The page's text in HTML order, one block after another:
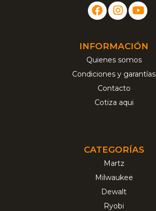
INFORMACIÓN
Quienes somos
Condiciones y garantías
Contacto
Cotiza aqui
CATEGORÍAS
Martz
Milwaukee
Dewalt
Ryobi